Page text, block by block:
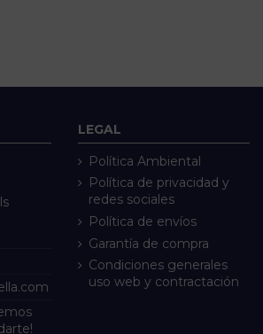
LEGAL
Política Ambiental
Política de privacidad y
redes sociales
Política de envíos
Garantía de compra
Condiciones generales
uso web y contractación